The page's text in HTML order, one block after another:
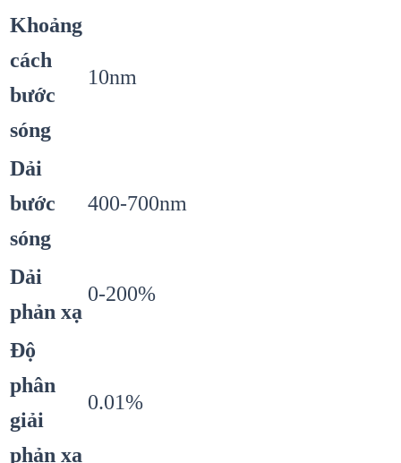
Khoảng
cách
bước
sóng
10nm
Dải
bước
sóng
400-700nm
Dải
phản xạ
0-200%
Độ
phân
giải
phản xạ
0.01%